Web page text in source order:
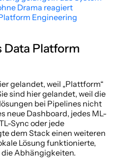
Drama reagiert
Engineering
Platform
gelandet, weil „Plattform“
sind hier gelandet, weil die
bei Pipelines nicht
neue Dashboard, jedes ML-
Sync oder jede
dem Stack einen weiteren
Lösung funktionierte,
Abhängigkeiten.